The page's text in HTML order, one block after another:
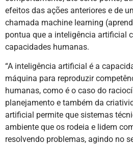
efeitos das ações anteriores e de
chamada machine learning
pontua que a inteligência artificial
capacidades humanas.
“A inteligência artificial é a
máquina para reproduzir
humanas, como é o caso do
planejamento e também da
artificial permite que sistemas
ambiente que os rodeia e lidem
resolvendo problemas, agindo no